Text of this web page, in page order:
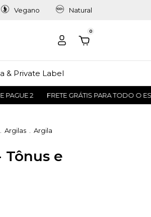
Vegano Natural
0
& Private Label
2 FRETE GRÁTIS PARA TODO O
Argilas
Argila
Tônus e